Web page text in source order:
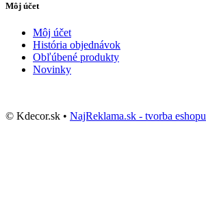
Môj účet
Môj účet
História objednávok
Obľúbené produkty
Novinky
© Kdecor.sk • NajReklama.sk - tvorba eshopu